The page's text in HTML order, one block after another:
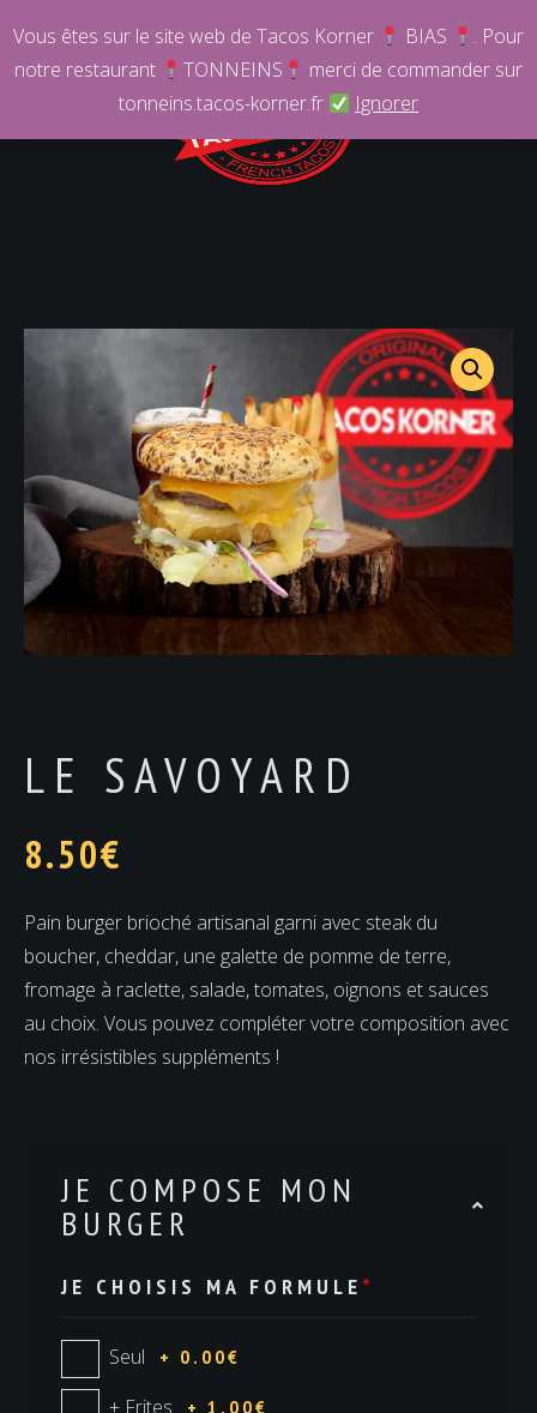
LE SAVOYARD
8.50€
Pain burger brioché artisanal garni avec steak du
boucher, cheddar, une galette de pomme de terre,
fromage à raclette, salade, tomates, oignons et sauces
au choix. Vous pouvez compléter votre composition avec
nos irrésistibles suppléments !
JE COMPOSE MON
BURGER
JE CHOISIS MA FORMULE *
Seul + 0.00€
+ Frites + 1.00€
Vous êtes sur le site web de Tacos Korner BIAS
. Pour
notre restaurant
TONNEINS
merci de commander sur
tonneins.tacos-korner.fr
Ignorer